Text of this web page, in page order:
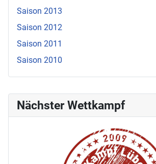
Nächster Wettkampf
Saison 2013
Saison 2012
Saison 2011
Saison 2010